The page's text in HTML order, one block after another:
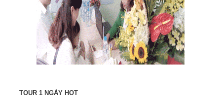
TOUR 1 NGÀY HOT